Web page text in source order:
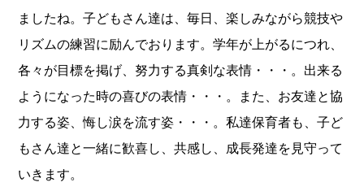
ましたね。子どもさん達は、毎日、楽しみながら競技や
リズムの練習に励んでおります。学年が上がるにつれ、
各々が目標を掲げ、努力する真剣な表情・・
・。出来る
ようになった時の喜びの表情・・・。また、 お友達と協
力する姿、悔し涙を流す姿・・・。私達保育者も、子ど
もさん達と一緒に歓喜し、共感し、 成長発達を見守って
いきます。